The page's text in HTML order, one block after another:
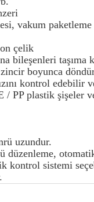
vakum
çelik
bileşenleri taşıma
boyunca
kontrol edebilir
/ PP plastik şişeler
uzundur.
düzenleme,
kontrol sistemi